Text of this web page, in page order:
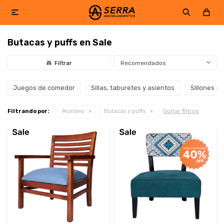

Butacas y puffs en Sale
Recomendados
Juegos de comedor Sillas, taburetes y asientos Sillones
Filtrando por: Muebles Butacas y puffs Quitar filtros